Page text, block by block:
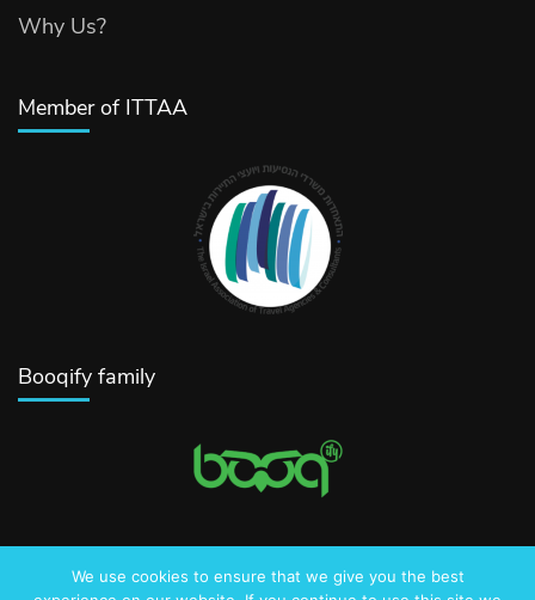
Why Us?
Member of ITTAA
Booqify family
We use cookies to ensure that we give you the best